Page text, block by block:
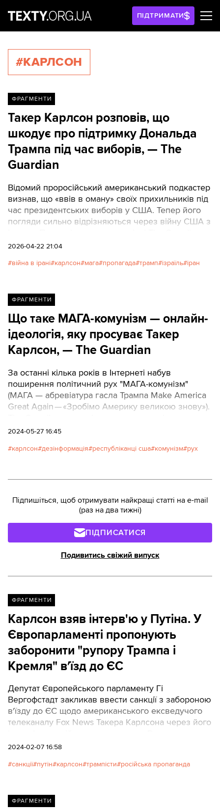
ПІДТРИМАТИ
#КАРЛСОН
ФРАГМЕНТИ
Такер Карлсон розповів, що
шкодує про підтримку Дональда
Трампа під час виборів, — The
Guardian
Відомий проросійський американський подкастер
визнав, що «ввів в оману» своїх прихильників під
час президентських виборів у США. Тепер його
погляди сильно відрізняються через війну США з
2026-04-22 21:04
війна в ірані карлсон мага пропагада трамп ізраїль іран
ФРАГМЕНТИ
Що таке МАГА-комунізм — онлайн-
ідеологія, яку просуває Такер
Карлсон, — The Guardian
За останні кілька років в Інтернеті набув
поширення політичний рух "МАГА-комунізм"
(МАГА — абревіатура гасла Трампа Make America
Great Again — «Зробімо Америку великою знову»).
Texty.org.ua переказують основне зі статті.
2024-05-27 16:45
карлсон дезінформація республіканці сша комунізм рух
Підпишіться, щоб отримувати найкращі статті на e-mail
(раз на два тижні)
ПІДПИСАТИСЯ
Подивитись свіжий випуск
ФРАГМЕНТИ
Карлсон взяв інтерв'ю у Путіна. У
Європарламенті пропонують
заборонити "рупору Трампа і
Кремля" в′їзд до ЄС
Депутат Європейського парламенту Гі
Вергофстадт закликав ввести санкції з забороною
в′їзду до ЄС щодо американського ексведучого
телеканалу Fox News Такера Карлсона через його
Путіним.
2024-02-07 16:58
санкції путін карлсон трампісти російська пропаганда
ФРАГМЕНТИ